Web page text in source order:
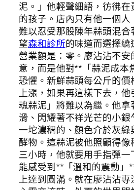
泥。」他輕聲細語，彷彿在
的孩子。店內只有他一個人
難以忍受那股陳年蒜頭混合
望森和診所的味道而選擇
營業額是：零。廖沾沾不安
意，而是他對**「蒜泥成本
恐懼。新鮮蒜頭每公斤的價
上漲，如果再這樣下去，他
魂蒜泥」將難以為繼。他拿
滑、閃耀著不祥光芒的小銀
一坨濃稠的、顏色介於灰綠
酵物。這蒜泥被他照顧得像
三小時，他就要用手指彈一
能感受到**「溫和的震動」
上達到圓滿。就在廖沾沾專